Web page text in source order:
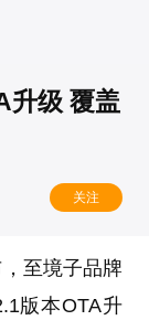
升级 覆盖
关注
至境子品牌
版本OTA升